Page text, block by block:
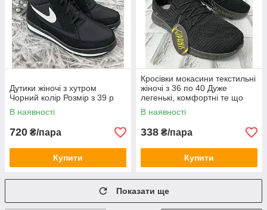
Дутики жіночі з хутром
Чорний колір Розмір з 39 р
В наявності
720 ₴/пара
Купити
Кросівки мокасини текстильні
жіночі з 36 по 40 Дуже
легенькі, комфортні те що
треба на кожний день
В наявності
338 ₴/пара
Купити
Показати ще